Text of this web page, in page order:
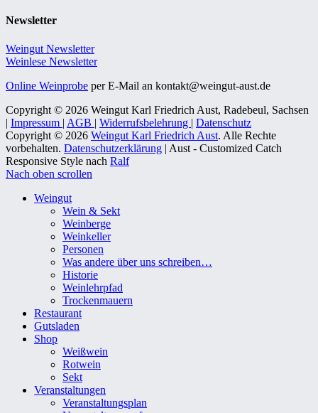
Newsletter
Weingut Newsletter
Weinlese Newsletter
Online Weinprobe per E-Mail an kontakt@weingut-aust.de
Copyright © 2026 Weingut Karl Friedrich Aust, Radebeul, Sachsen
| Impressum | AGB | Widerrufsbelehrung | Datenschutz
Copyright © 2026 Weingut Karl Friedrich Aust. Alle Rechte
vorbehalten. Datenschutzerklärung | Aust - Customized Catch
Responsive Style nach Ralf
Nach oben scrollen
Weingut
Wein & Sekt
Weinberge
Weinkeller
Personen
Was andere über uns schreiben…
Historie
Weinlehrpfad
Trockenmauern
Restaurant
Gutsladen
Shop
Weißwein
Rotwein
Sekt
Veranstaltungen
Veranstaltungsplan